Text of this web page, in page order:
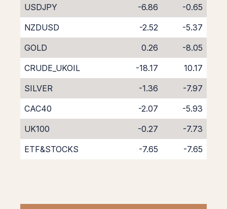
USDJPY
-6.86
-0.65
NZDUSD
-2.52
-5.37
GOLD
0.26
-8.05
CRUDE_UKOIL
-18.17
10.17
SILVER
-1.36
-7.97
CAC40
-2.07
-5.93
UK100
-0.27
-7.73
ETF&STOCKS
-7.65 -7.65